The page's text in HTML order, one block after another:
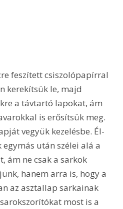
feszített csiszolópapírral
kerekítsük le, majd
a távtartó lapokat, ám
is erősítsük meg.
vegyük kezelésbe. Él-
után szélei alá a
ám ne csak a sarkok
hanem arra is, hogy a
az asztallap sarkainak
most is a